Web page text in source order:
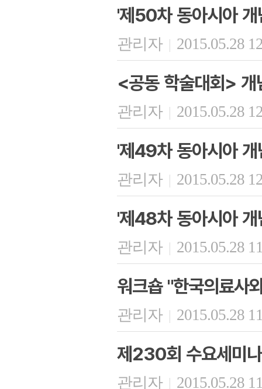
'제50차 동아시아
관리자 | 2015.05.28
<공동 학술대회> 개
관리자 | 2015.05.28
'제49차 동아시아
관리자 | 2015.05.28
'제48차 동아시아
관리자 | 2015.05.28
워크숍 "한국의료사
관리자 | 2015.05.28
제230회 수요세미
관리자 | 2015.05.28